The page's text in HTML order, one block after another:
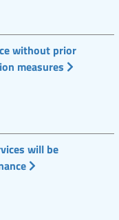
without prior
measures
will be